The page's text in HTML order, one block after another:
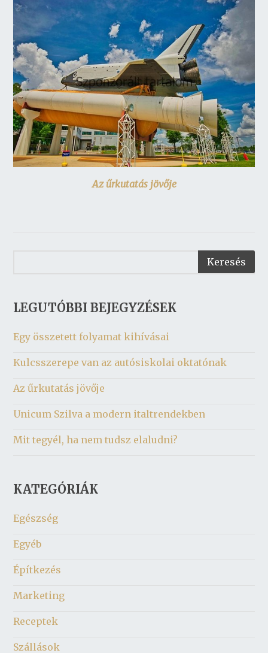
Az űrkutatás jövője
LEGUTÓBBI BEJEGYZÉSEK
Egy összetett folyamat kihívásai
Kulcsszerepe van az autósiskolai oktatónak
Az űrkutatás jövője
Unicum Szilva a modern italtrendekben
Mit tegyél, ha nem tudsz elaludni?
KATEGÓRIÁK
Egészség
Egyéb
Építkezés
Marketing
Receptek
Szállások